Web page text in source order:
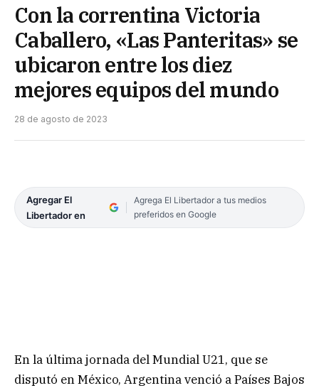
Con la correntina Victoria
Caballero, «Las Panteritas» se
ubicaron entre los diez
mejores equipos del mundo
28 de agosto de 2023
Agregar El
Libertador en
Agrega El Libertador a tus medios
preferidos en Google
En la última jornada del Mundial U21, que se
disputó en México, Argentina venció a Países Bajos